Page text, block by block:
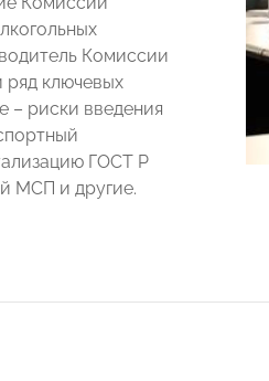
Комиссии
ряд ключевых
– риски введения
ГОСТ Р
МСП и другие.